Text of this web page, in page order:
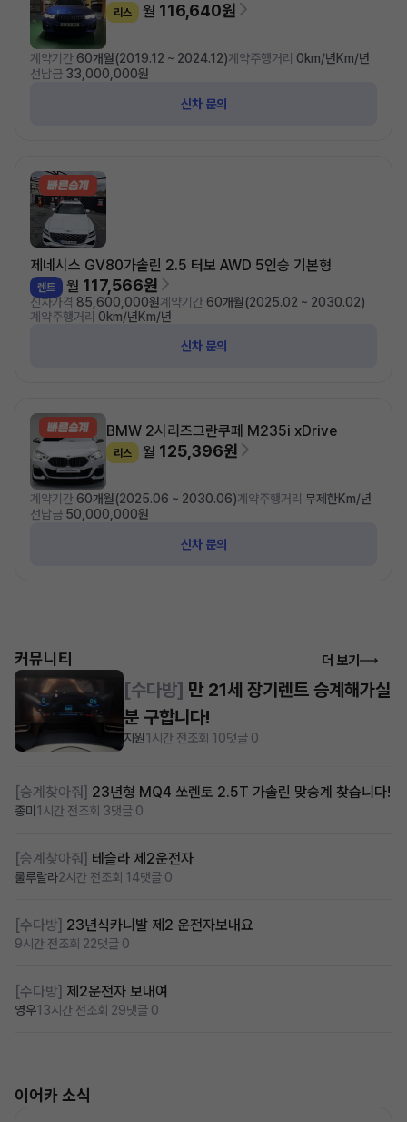
리스 월 116,640원
계약기간 60개월(2019.12 ~ 2024.12)계약주행거리 0km/년Km/년
선납금 33,000,000원
신차 문의
제네시스 GV80가솔린 2.5 터보 AWD 5인승 기본형
렌트 월 117,566원
신차가격 85,600,000원계약기간 60개월(2025.02 ~ 2030.02)
계약주행거리 0km/년Km/년
신차 문의
BMW 2시리즈그란쿠페 M235i xDrive
리스 월 125,396원
계약기간 60개월(2025.06 ~ 2030.06)계약주행거리 무제한Km/년
선납금 50,000,000원
신차 문의
커뮤니티 더 보기
[승계찾아줘] 23년형 MQ4 쏘렌토 2.5T 가솔린 맞승계 찾습니다!
종미 1시간 전조회 3댓글 0
[승계찾아줘] 테슬라 제2운전자
룰루랄라2시간 전조회 14댓글 0
[수다방] 23년식카니발 제2 운전자보내요
9시간 전조회 22댓글 0
[수다방] 제2운전자 보내여
영우13시간 전조회 29댓글 0
[수다방] 만 21세 장기렌트 승계해가실
분 구합니다!
지원1시간 전조회 10댓글 0
이어카 소식